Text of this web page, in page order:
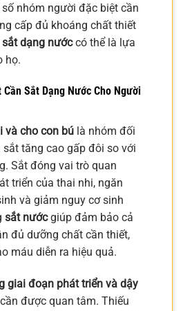
nhóm người đặc biệt cần
cấp đủ khoáng chất thiết
dạng nướccó thể là lựa
họ.
Sắt Dạng Nước Cho Người
và cho con bú là nhóm đối
tăng cao gấp đôi so với
Sắt đóng vai trò quan
triển của thai nhi, ngăn
và giảm nguy cơ sinh
sắt nướcgiúp đảm bảo cả
đủ dưỡng chất cần thiết,
máu diễn ra hiệu quả.
giai đoạn phát triển và dậy
được quan tâm. Thiếu